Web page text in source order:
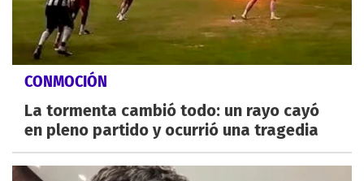
CONMOCIÓN
La tormenta cambió todo: un rayo cayó
en pleno partido y ocurrió una tragedia